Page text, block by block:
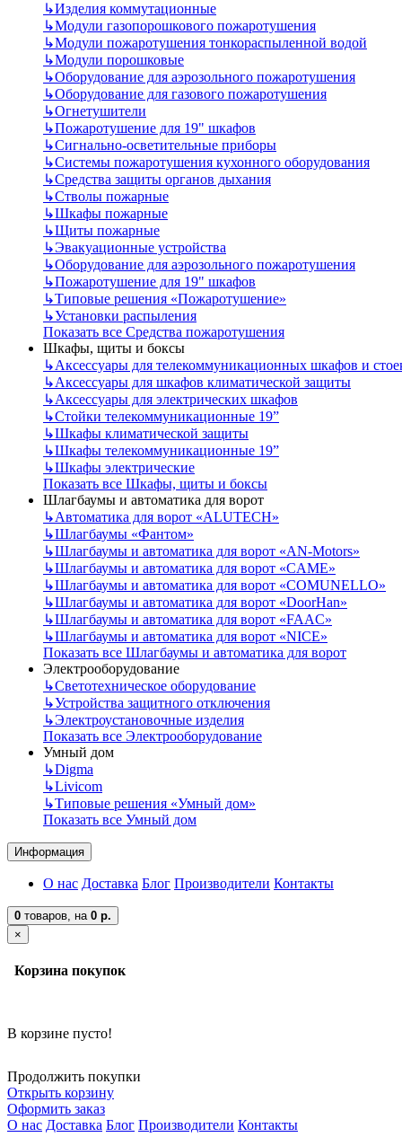
↳Изделия коммутационные
↳Модули газопорошкового пожаротушения
↳Модули пожаротушения тонкораспыленной водой
↳Модули порошковые
↳Оборудование для аэрозольного пожаротушения
↳Оборудование для газового пожаротушения
↳Огнетушители
↳Пожаротушение для 19" шкафов
↳Сигнально-осветительные приборы
↳Системы пожаротушения кухонного оборудования
↳Средства защиты органов дыхания
↳Стволы пожарные
↳Шкафы пожарные
↳Щиты пожарные
↳Эвакуационные устройства
↳Оборудование для аэрозольного пожаротушения
↳Пожаротушение для 19" шкафов
↳Типовые решения «Пожаротушение»
↳Установки распыления
Показать все Средства пожаротушения
Шкафы, щиты и боксы
↳Аксессуары для телекоммуникационных шкафов и
↳Аксессуары для шкафов климатической защиты
↳Аксессуары для электрических шкафов
↳Стойки телекоммуникационные 19”
↳Шкафы климатической защиты
↳Шкафы телекоммуникационные 19”
↳Шкафы электрические
Показать все Шкафы, щиты и боксы
Шлагбаумы и автоматика для ворот
↳Автоматика для ворот «ALUTECH»
↳Шлагбаумы «Фантом»
↳Шлагбаумы и автоматика для ворот «AN-Motors»
↳Шлагбаумы и автоматика для ворот «CAME»
↳Шлагбаумы и автоматика для ворот «COMUNELLO»
↳Шлагбаумы и автоматика для ворот «DoorHan»
↳Шлагбаумы и автоматика для ворот «FAAC»
↳Шлагбаумы и автоматика для ворот «NICE»
Показать все Шлагбаумы и автоматика для ворот
Электрооборудование
↳Светотехническое оборудование
↳Устройства защитного отключения
↳Электроустановочные изделия
Показать все Электрооборудование
Умный дом
↳Digma
↳Livicom
↳Типовые решения «Умный дом»
Показать все Умный дом
Информация
О нас Доставка Блог Производители Контакты
0 товаров, на 0 р.
×
Корзина покупок
В корзине пусто!
Продолжить покупки
Открыть корзину
Оформить заказ
О нас Доставка Блог Производители Контакты